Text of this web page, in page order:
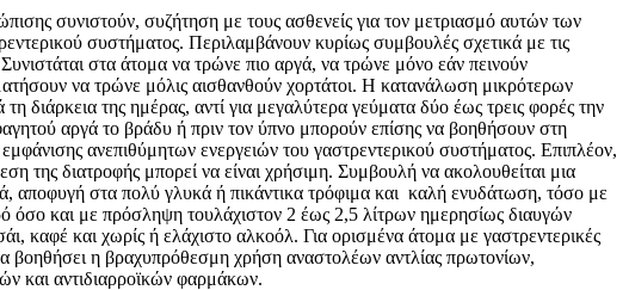
συνιστούν, συζήτηση με τους ασθενείς για τον μετριασμό αυτών των
συστήματος. Περιλαμβάνουν κυρίως συμβουλές σχετικά με τις
Συνιστάται στα άτομα να τρώνε πιο αργά, να τρώνε μόνο εάν πεινούν
να τρώνε μόλις αισθανθούν χορτάτοι. Η κατανάλωση μικρότερων
διάρκεια της ημέρας, αντί για μεγαλύτερα γεύματα δύο έως τρεις φορές την
αργά το βράδυ ή πριν τον ύπνο μπορούν επίσης να βοηθήσουν στη
ανεπιθύμητων ενεργειών του γαστρεντερικού συστήματος. Επιπλέον,
της διατροφής μπορεί να είναι χρήσιμη. Συμβουλή να ακολουθείται μια
αποφυγή στα πολύ γλυκά ή πικάντικα τρόφιμα και καλή ενυδάτωση, τόσο με
όσο και με πρόσληψη τουλάχιστον 2 έως 2,5 λίτρων ημερησίως διαυγών
καφέ και χωρίς ή ελάχιστο αλκοόλ. Για ορισμένα άτομα με γαστρεντερικές
βοηθήσει η βραχυπρόθεσμη χρήση αναστολέων αντλίας πρωτονίων,
και αντιδιαρροϊκών φαρμάκων.